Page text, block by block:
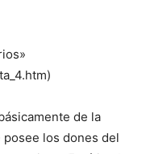
de la
los dones del